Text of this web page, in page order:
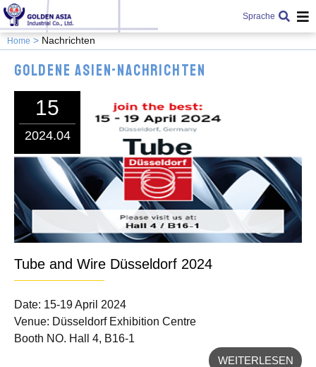
Sprache
Home Nachrichten
Goldene Asien-Nachrichten
15
2024.04
Tube and Wire Düsseldorf 2024
Date: 15-19 April 2024
Venue: Düsseldorf Exhibition Centre
Booth NO. Hall 4, B16-1
WEITERLESEN